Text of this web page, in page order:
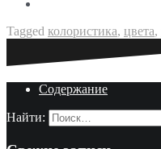
Tagged колористика, цвета,
Содержание
Найти: